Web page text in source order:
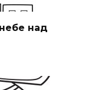
над